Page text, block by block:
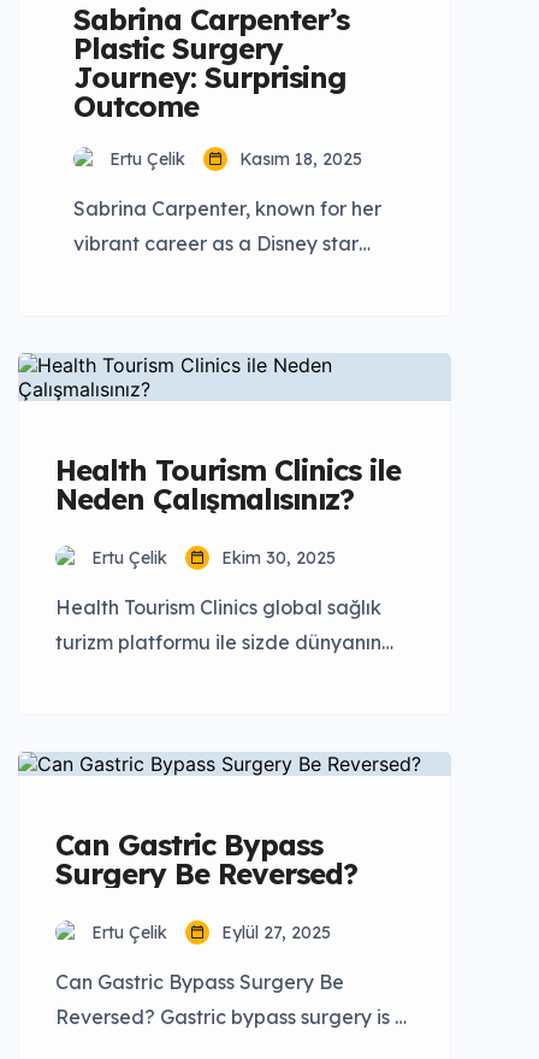
Sabrina Carpenter’s
Plastic Surgery
Journey: Surprising
Outcome
Ertu Çelik Kasım 18, 2025
Sabrina Carpenter, known for her
vibrant career as a Disney star
spotlight, not just for her music but
also for speculations surrounding
celebrities, fans and media alike
have speculated whether
surgery, pointing to subtle
changes in […]
Health Tourism Clinics ile
Neden Çalışmalısınız?
Ertu Çelik Ekim 30, 2025
Health Tourism Clinics global sağlık
turizm platformu ile sizde dünyanın
platformu olan Health Tourism Clinics,
sağlık kuruluşlarıyla hastaları bir
platformudur. Platformumuz
sayesinde sağlık kuruluşunuzu
yüzbinlerce insana tanıtma fırsatını
harcadığınız tutarlardan çok daha az
ücretlere yüksek kaliteli hastalara
Can Gastric Bypass
Surgery Be Reversed?
Ertu Çelik Eylül 27, 2025
Can Gastric Bypass Surgery Be
Reversed? Gastric bypass surgery is a